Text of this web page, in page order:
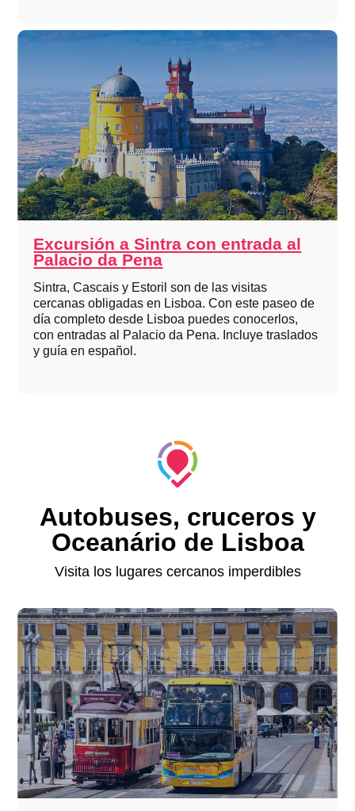
Excursión a Sintra con entrada al
Palacio da Pena
Sintra, Cascais y Estoril son de las visitas
cercanas obligadas en Lisboa. Con este paseo de
día completo desde Lisboa puedes conocerlos,
con entradas al Palacio da Pena. Incluye traslados
y guía en español.
Autobuses, cruceros y
Oceanário de Lisboa
Visita los lugares cercanos imperdibles